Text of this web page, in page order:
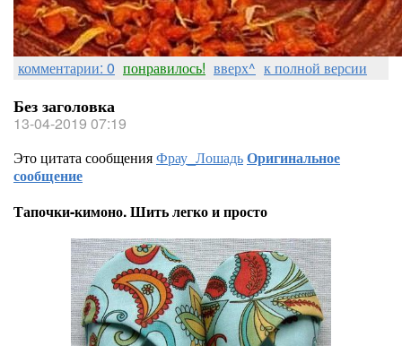
комментарии: 0 понравилось! вверх^ к полной версии
Без заголовка
13-04-2019 07:19
Это цитата сообщенияФрау_ЛошадьОригинальное
сообщение
Тапочки-кимоно. Шить легко и просто